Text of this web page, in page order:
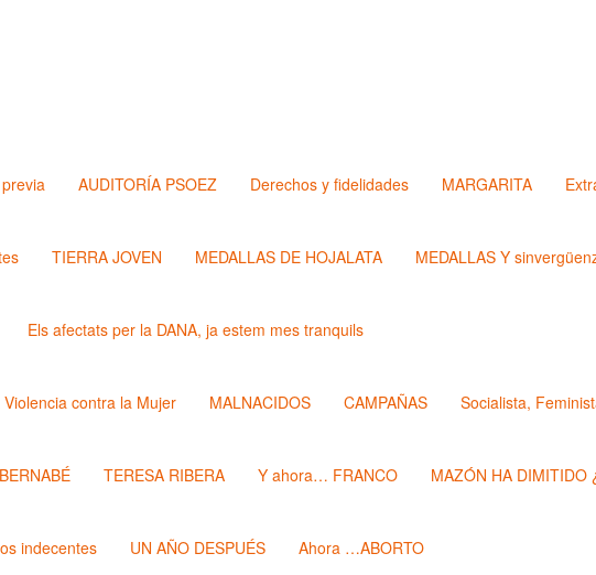
AUDITORÍA PSOEZ Derechos y fidelidades MARGARITA
TIERRA JOVEN MEDALLAS DE HOJALATA MEDALLAS Y
Els afectats per la DANA, ja estem mes tranquils
contra la Mujer MALNACIDOS CAMPAÑAS Socialista,
TERESA RIBERA Y ahora… FRANCO MAZÓN HA DIMITIDO
indecentes UN AÑO DESPUÉS Ahora …ABORTO